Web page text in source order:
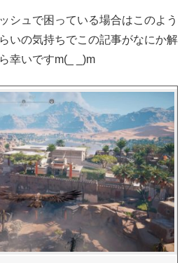
シュで困っている場合はこのよう
いの気持ちでこの記事がなにか解
幸いですm(_ _)m